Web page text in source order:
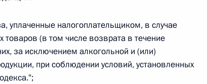
г. № 250-ФЗ
Федерации об административных правонарушениях
уплаченные налогоплательщиком, в случае
(в том числе возврата в течение
за исключением алкогольной и (или)
при соблюдении условий, установленных